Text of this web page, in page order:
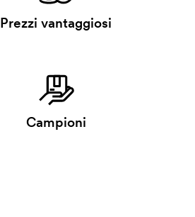
Prezzi vantaggiosi
Campioni